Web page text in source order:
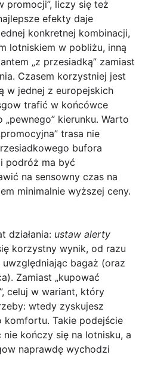
promocji”, liczy się też
efekty daje
konkretnej kombinacji,
lotniskiem w pobliżu, inną
„z przesiadką” zamiast
Czasem korzystniej jest
w jednej z europejskich
trafić w końcówce
kierunku. Warto
trasa nie
bufora
podróż ma być
na sensowny czas na
minimalnie wyższej ceny.
działania: ustaw alerty
korzystny wynik, od razu
bagaż (oraz
Zamiast „kupować
celuj w wariant, który
wtedy zyskujesz
komfortu. Takie podejście
kończy się na lotnisku, a
naprawdę wychodzi